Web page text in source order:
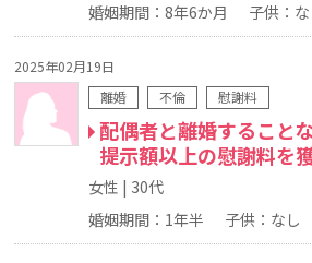
婚姻期間：8年6か月
子供：な
2025年02月19日
離婚
不倫 慰謝料
配偶者と離婚すること
提示額以上の慰謝料を
女性
30代
婚姻期間：1年半
子供：なし